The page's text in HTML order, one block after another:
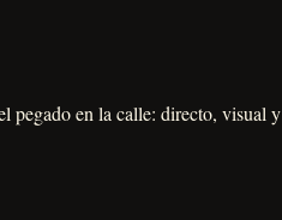
pegado en la calle: directo, visual y